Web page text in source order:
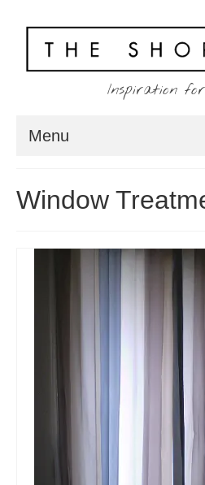
Inspiration for
Menu
About
Client
Window